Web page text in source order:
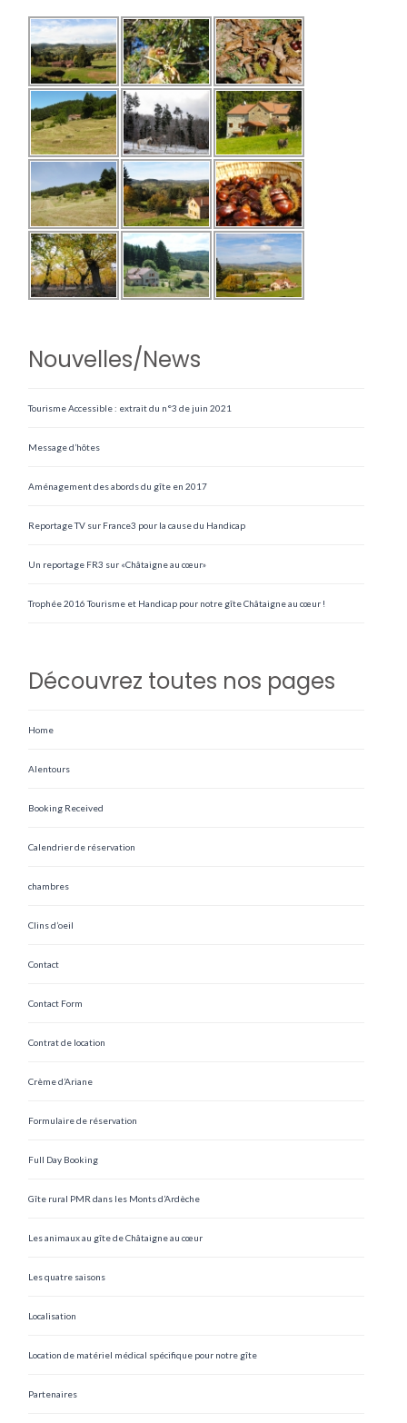
Nouvelles/News
Tourisme Accessible : extrait du n°3 de juin 2021
Message d’hôtes
Aménagement des abords du gîte en 2017
Reportage TV sur France3 pour la cause du Handicap
Un reportage FR3 sur «Châtaigne au cœur»
Trophée 2016 Tourisme et Handicap pour notre gîte Châtaigne au cœur !
Découvrez toutes nos pages
Home
Alentours
Booking Received
Calendrier de réservation
chambres
Clins d’oeil
Contact
Contact Form
Contrat de location
Crème d’Ariane
Formulaire de réservation
Full Day Booking
Gîte rural PMR dans les Monts d’Ardèche
Les animaux au gîte de Châtaigne au cœur
Les quatre saisons
Localisation
Location de matériel médical spécifique pour notre gîte
Partenaires